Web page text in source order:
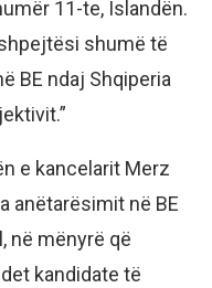
11-te, Islandën.
shumë të
BE ndaj Shqiperia
e kancelarit Merz
anëtarësimit në BE
në mënyrë që
kandidate të